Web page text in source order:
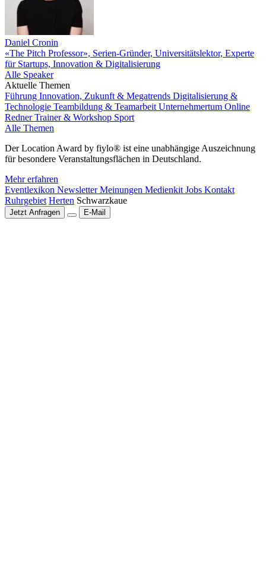
Daniel Cronin
«The Pitch Professor», Serien-Gründer, Universitätslektor, Experte
für Startups, Innovation & Digitalisierung
Alle Speaker
Aktuelle Themen
Führung Innovation, Zukunft & Megatrends Digitalisierung &
Technologie Teambildung & Teamarbeit Unternehmertum Online
RednerTrainer & Workshop Sport
Alle Themen
Der Location Award by fiylo® ist eine unabhängige Auszeichnung
für besondere Veranstaltungsflächen in Deutschland.
Mehr erfahren
Eventlexikon NewsletterMeinungen Medienkit Jobs Kontakt
Ruhrgebiet Herten Schwarzkaue
Jetzt Anfragen E-Mail